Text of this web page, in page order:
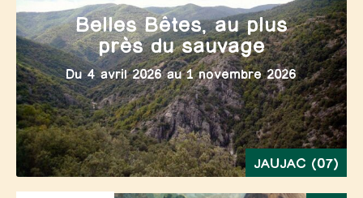
Belles Bêtes, au plus
près du sauvage
Du 4 avril 2026 au 1 novembre 2026
JAUJAC (07)